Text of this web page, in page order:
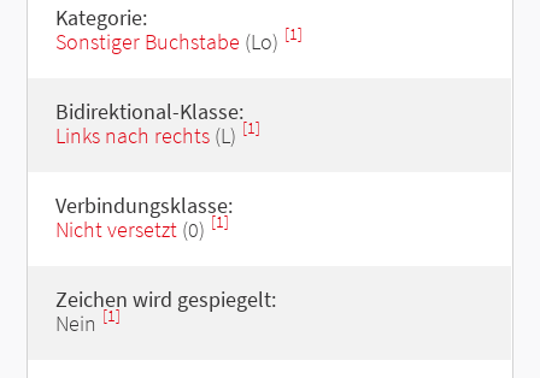
Kategorie:
Sonstiger Buchstabe (Lo) [1]
Bidirektional-Klasse:
Links nach rechts(L) [1]
Verbindungsklasse:
Nicht versetzt(0) [1]
Zeichen wird gespiegelt:
Nein [1]